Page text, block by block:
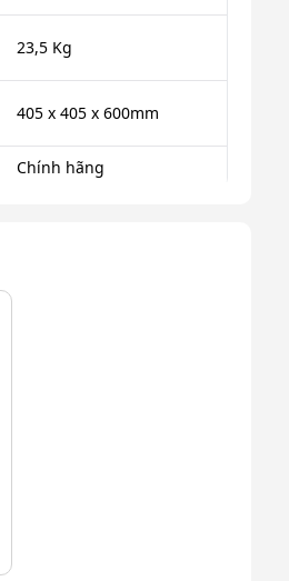
23,5 Kg
405 x 405 x 600mm
Chính hãng